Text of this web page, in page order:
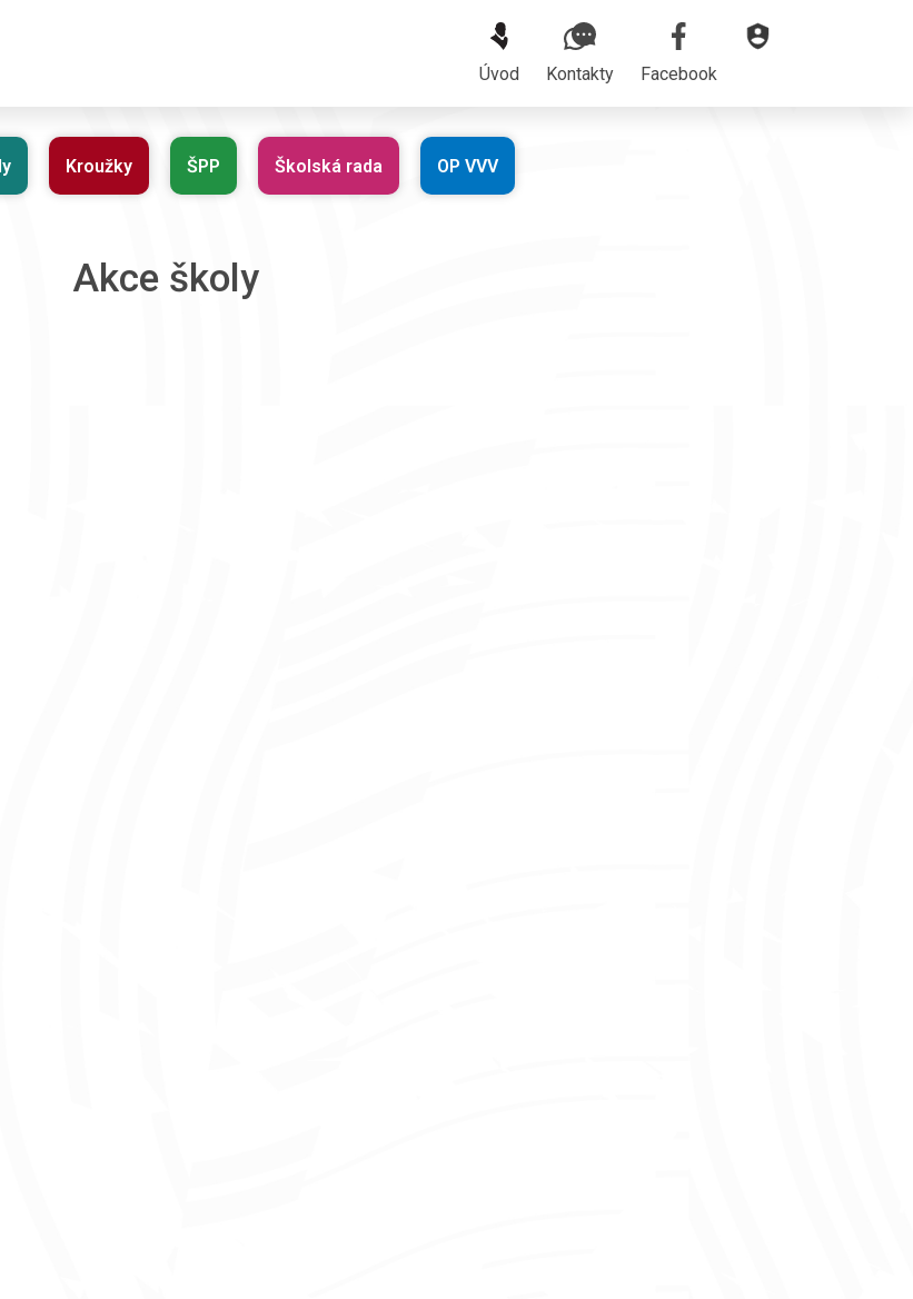
Úvod Kontakty Facebook
Kroužky ŠPP Školská rada OP VVV
Akce školy